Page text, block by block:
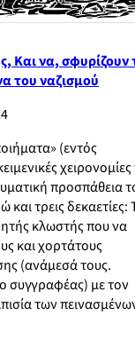
Και να, σφυρίζουν
του ναζισμού
(εντός
προσπάθεια
τρεις δεκαετίες:
κλωστής που να
και χορτάτους
(ανάμεσά τους.
συγγραφέας) με τον
των